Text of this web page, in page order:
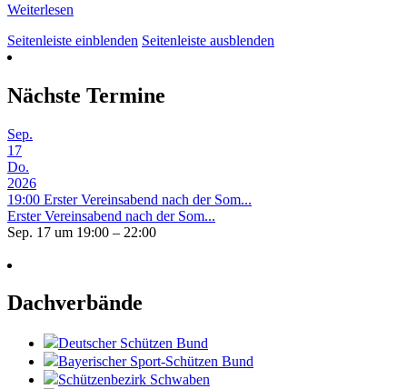
Weiterlesen
Seitenleiste einblenden Seitenleiste ausblenden
Nächste Termine
Sep.
17
Do.
2026
19:00 Erster Vereinsabend nach der Som...
Erster Vereinsabend nach der Som...
Sep. 17 um 19:00 – 22:00
Dachverbände
Deutscher Schützen Bund
Bayerischer Sport-Schützen Bund
Schützenbezirk Schwaben